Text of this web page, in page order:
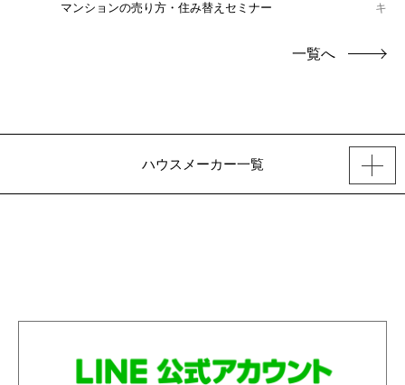
マンションの売り方・住み替えセミナー
キャ
一覧へ
ハウスメーカー一覧